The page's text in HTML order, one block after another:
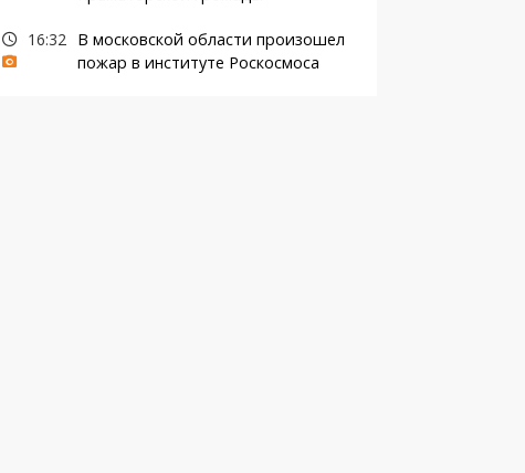
16:32
В московской области произошел
пожар в институте Роскосмоса